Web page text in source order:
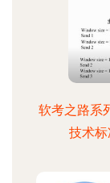
软考之路系
技术